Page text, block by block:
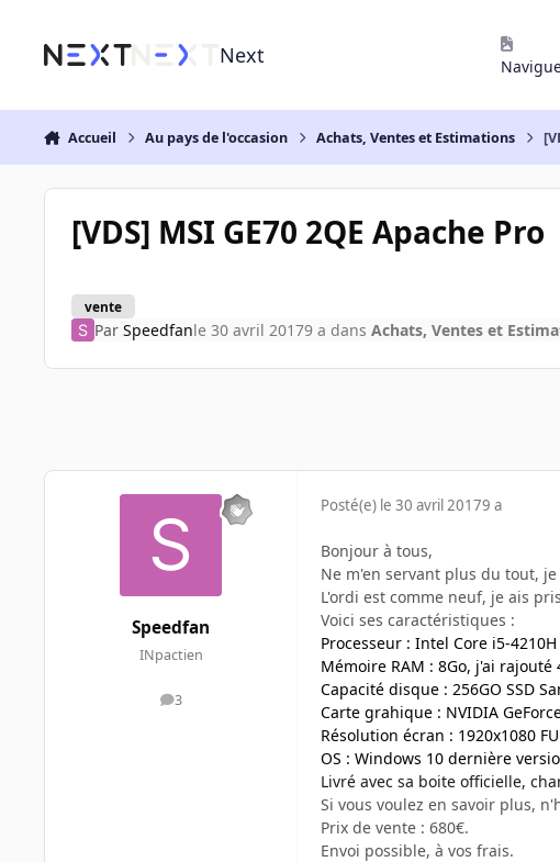
Next
Accueil Au pays de l'occasion Achats, Ventes et Estimations
[VDS] MSI GE70 2QE Apache Pro
vente
Par Speedfanle 30 avril 20179 a dans Achats, Ventes et
Speedfan
INpactien
3
messages
Posté(e) le 30 avril 20179 a
Bonjour à tous,
Ne m'en servant plus du tout,
L'ordi est comme neuf, je ais
Voici ses caractéristiques :
Processeur : Intel Core i5-4210H
Mémoire RAM : 8Go, j'ai rajouté
Capacité disque : 256GO SSD
Carte grahique : NVIDIA
Résolution écran : 1920x1080
OS : Windows 10 dernière
Livré avec sa boite officielle,
Si vous voulez en savoir plus,
Prix de vente : 680€.
Envoi possible, à vos frais.